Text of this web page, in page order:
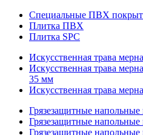
Специальные ПВХ
Плитка ПВХ
Плитка SPC
Искуccтвенная трава
Искусственная трава
35 мм
Искусственная трава
Грязезащитные
Грязезащитные
Грязезащитные